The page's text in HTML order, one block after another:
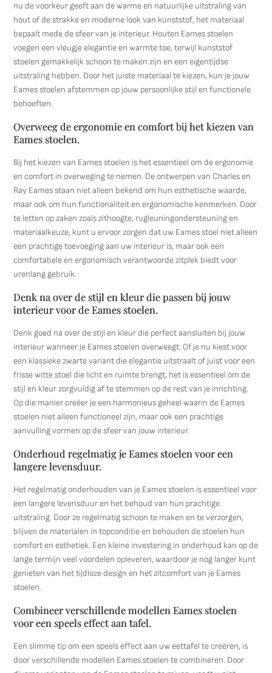
nu de voorkeur geeft aan de warme en natuurlijke uitstraling van
hout of de strakke en moderne look van kunststof, het materiaal
bepaalt mede de sfeer van je interieur. Houten Eames stoelen
voegen een vleugje elegantie en warmte toe, terwijl kunststof
stoelen gemakkelijk schoon te maken zijn en een eigentijdse
uitstraling hebben. Door het juiste materiaal te kiezen, kun je jouw
Eames stoelen afstemmen op jouw persoonlijke stijl en functionele
behoeften.
Overweeg de ergonomie en comfort bij het kiezen van
Eames stoelen.
Bij het kiezen van Eames stoelen is het essentieel om de ergonomie
en comfort in overweging te nemen. De ontwerpen van Charles en
Ray Eames staan niet alleen bekend om hun esthetische waarde,
maar ook om hun functionaliteit en ergonomische kenmerken. Door
te letten op zaken zoals zithoogte, rugleuningondersteuning en
materiaalkeuze, kunt u ervoor zorgen dat uw Eames stoel niet alleen
een prachtige toevoeging aan uw interieur is, maar ook een
comfortabele en ergonomisch verantwoorde zitplek biedt voor
urenlang gebruik.
Denk na over de stijl en kleur die passen bij jouw
interieur voor de Eames stoelen.
Denk goed na over de stijl en kleur die perfect aansluiten bij jouw
interieur wanneer je Eames stoelen overweegt. Of je nu kiest voor
een klassieke zwarte variant die elegantie uitstraalt of juist voor een
frisse witte stoel die licht en ruimte brengt, het is essentieel om de
stijl en kleur zorgvuldig af te stemmen op de rest van je inrichting.
Op die manier creëer je een harmonieus geheel waarin de Eames
stoelen niet alleen functioneel zijn, maar ook een prachtige
aanvulling vormen op de sfeer van jouw interieur.
Onderhoud regelmatig je Eames stoelen voor een
langere levensduur.
Het regelmatig onderhouden van je Eames stoelen is essentieel voor
een langere levensduur en het behoud van hun prachtige
uitstraling. Door ze regelmatig schoon te maken en te verzorgen,
blijven de materialen in topconditie en behouden de stoelen hun
comfort en esthetiek. Een kleine investering in onderhoud kan op de
lange termijn veel voordelen opleveren, waardoor je nog langer kunt
genieten van het tijdloze design en het zitcomfort van je Eames
stoelen.
Combineer verschillende modellen Eames stoelen
voor een speels effect aan tafel.
Een slimme tip om een speels effect aan uw eettafel te creëren, is
door verschillende modellen Eames stoelen te combineren. Door